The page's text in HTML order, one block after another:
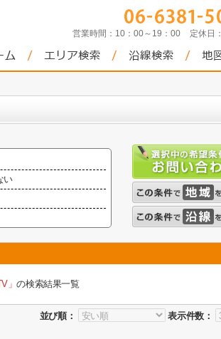
営業時間： 10：00～19：00 定休日：
い
」の検索結果一覧
並び順： 表示件数：